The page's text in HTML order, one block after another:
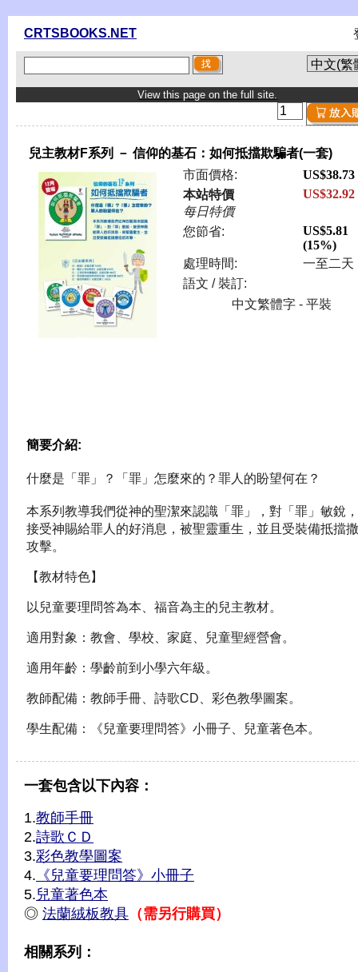
CRTSBOOKS.NET
View this page on the full site.
兒主教材F系列 － 信仰的基石：如何抵擋欺騙者(一套)
市面價格:
US$38.73
本站特價
每日特價
US$32.92
您節省:
US$5.81
(15%)
處理時間:
一至二天
語文 / 裝訂:
中文繁體字 - 平裝
簡要介紹:
什麼是「罪」？「罪」怎麼來的？罪人的盼望何在？
本系列教導我們從神的聖潔來認識「罪」，對「罪」敏銳，
接受神賜給罪人的好消息，被聖靈重生，並且受裝備抵擋
攻擊。
【教材特色】
以兒童要理問答為本、福音為主的兒主教材。
適用對象：教會、學校、家庭、兒童聖經營會。
適用年齡：學齡前到小學六年級。
教師配備：教師手冊、詩歌CD 、彩色教學圖案。
學生配備：《兒童要理問答》小冊子、兒童著色本。
一套包含以下內容：
1.教師手冊
2.詩歌ＣＤ
3.彩色教學圖案
4. 《兒童要理問答》小冊子
5.兒童著色本
◎ 法蘭絨板教具 （需另行購買）
相關系列：